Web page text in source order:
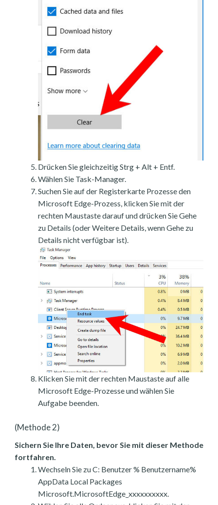
Drücken Sie gleichzeitig Strg + Alt + Entf.
Wählen Sie Task-Manager.
Suchen Sie auf der Registerkarte Prozesse den
Microsoft Edge-Prozess, klicken Sie mit der
rechten Maustaste darauf und drücken Sie Gehe
zu Details (oder Weitere Details, wenn Gehe zu
Details nicht verfügbar ist).
Klicken Sie mit der rechten Maustaste auf alle
Microsoft Edge-Prozesse und wählen Sie
Aufgabe beenden.
(Methode 2)
Sichern Sie Ihre Daten, bevor Sie mit dieser Methode
fortfahren.
Wechseln Sie zu C: Benutzer % Benutzername%
AppData Local Packages
Microsoft.MicrosoftEdge_xxxxxxxxxx.